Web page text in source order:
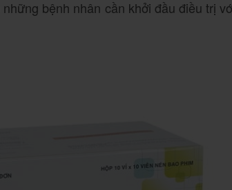
bệnh nhân cần khởi đầu điều trị